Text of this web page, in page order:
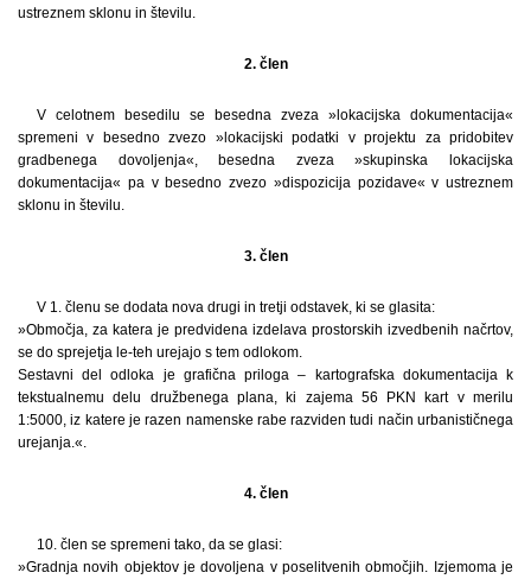
ustreznem sklonu in številu.
2. člen
V celotnem besedilu se besedna zveza »lokacijska dokumentacija«
spremeni v besedno zvezo »lokacijski podatki v projektu za pridobitev
gradbenega dovoljenja«, besedna zveza »skupinska lokacijska
dokumentacija« pa v besedno zvezo »dispozicija pozidave« v ustreznem
sklonu in številu.
3. člen
V 1. členu se dodata nova drugi in tretji odstavek, ki se glasita:
»Območja, za katera je predvidena izdelava prostorskih izvedbenih načrtov,
se do sprejetja le-teh urejajo s tem odlokom.
Sestavni del odloka je grafična priloga – kartografska dokumentacija k
tekstualnemu delu družbenega plana, ki zajema 56 PKN kart v merilu
1:5000, iz katere je razen namenske rabe razviden tudi način urbanističnega
urejanja.«.
4. člen
10. člen se spremeni tako, da se glasi:
»Gradnja novih objektov je dovoljena v poselitvenih območjih. Izjemoma je